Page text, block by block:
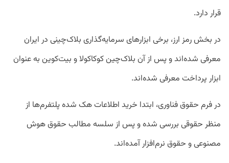
قرار دارد.
در بخش رمز ارز، برخی ابزارهای سرمایه‌گذاری بلاک‌چینی در ایران
معرفی شده‌اند و پس از آن بلاک‌چین کوکاکولا و بیت‌کوین به عنوان
ابزار پرداخت معرفی شده‌اند.
در فرم حقوق فناوری، ابتدا خرید اطلاعات هک شده پلتفرم‌ها از
منظر حقوقی بررسی شده و پس از سلسه مطالب حقوق هوش
مصنوعی و حقوق نرم‌افزار آمده‌اند.